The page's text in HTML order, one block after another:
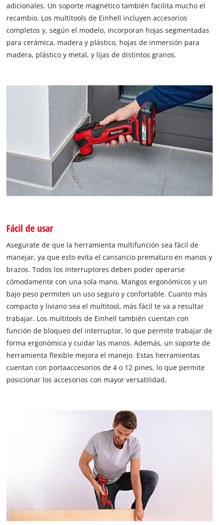
adicionales. Un soporte magnético también facilita mucho el
recambio. Los multitools de Einhell incluyen accesorios
completos y, según el modelo, incorporan hojas segmentadas
para cerámica, madera y plástico, hojas de inmersión para
madera, plástico y metal, y lijas de distintos granos.
Fácil de usar
Asegurate de que la herramienta multifunción sea fácil de
manejar, ya que esto evita el cansancio prematuro en manos y
brazos. Todos los interruptores deben poder operarse
cómodamente con una sola mano. Mangos ergonómicos y un
bajo peso permiten un uso seguro y confortable. Cuanto más
compacto y liviano sea el multitool, más fácil te va a resultar
trabajar. Los multitools de Einhell también cuentan con
función de bloqueo del interruptor, lo que permite trabajar de
forma ergonómica y cuidar las manos. Además, un soporte de
herramienta flexible mejora el manejo. Estas herramientas
cuentan con portaaccesorios de 4 o 12 pines, lo que permite
posicionar los accesorios con mayor versatilidad.